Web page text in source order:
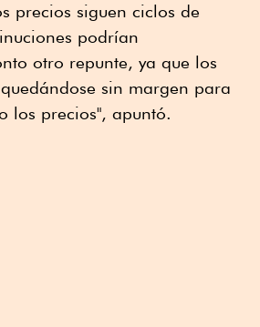
precios siguen ciclos de
podrían
otro repunte, ya que los
sin margen para
los precios", apuntó.